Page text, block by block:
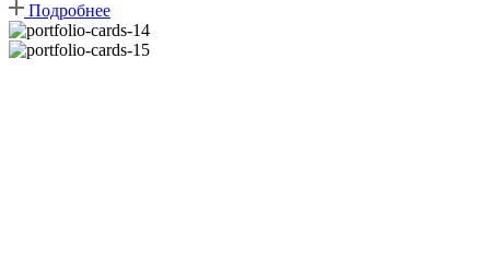
Подробнее